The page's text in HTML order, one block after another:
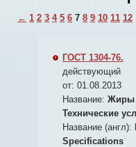
← 1 2 3 4 5 6 7 8 9 10 11 12
ГОСТ 1304-76.
действующий
от: 01.08.2013
Название: Жиры
Технические
Название (англ):
Specifications